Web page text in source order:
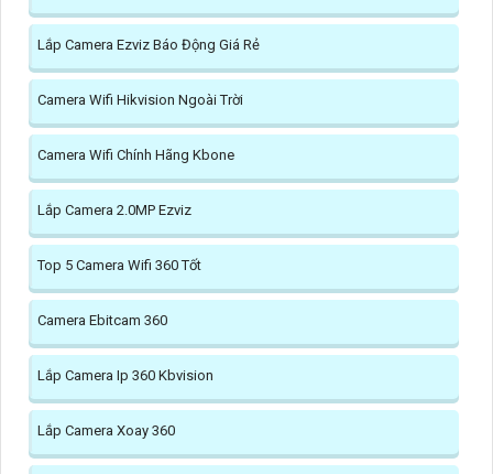
Lắp Camera Ezviz Báo Động Giá Rẻ
Camera Wifi Hikvision Ngoài Trời
Camera Wifi Chính Hãng Kbone
Lắp Camera 2.0MP Ezviz
Top 5 Camera Wifi 360 Tốt
Camera Ebitcam 360
Lắp Camera Ip 360 Kbvision
Lắp Camera Xoay 360